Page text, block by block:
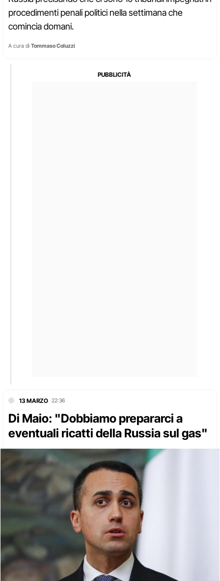
procedimenti penali politici nella settimana che
comincia domani.
A cura di Tommaso Coluzzi
13 MARZO 22:36
Di Maio: "Dobbiamo prepararci a
eventuali ricatti della Russia sul gas"